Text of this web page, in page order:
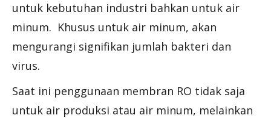
untuk kebutuhan industri bahkan untuk air
minum. Khusus untuk air minum, akan
mengurangi signifikan jumlah bakteri dan
virus.
Saat ini penggunaan membran RO tidak saja
untuk air produksi atau air minum, melainkan